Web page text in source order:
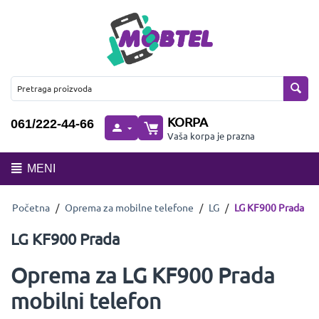
061/222-44-66 KORPA
Vaša korpa je prazna
MENI
Početna / Oprema za mobilne telefone / LG / LG KF900 Prada
LG KF900 Prada
Oprema za LG KF900 Prada
mobilni telefon